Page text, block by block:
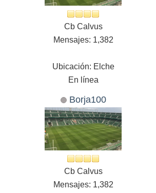
Cb Calvus
Mensajes: 1,382
Ubicación: Elche
En línea
Borja100
Cb Calvus
Mensajes: 1,382